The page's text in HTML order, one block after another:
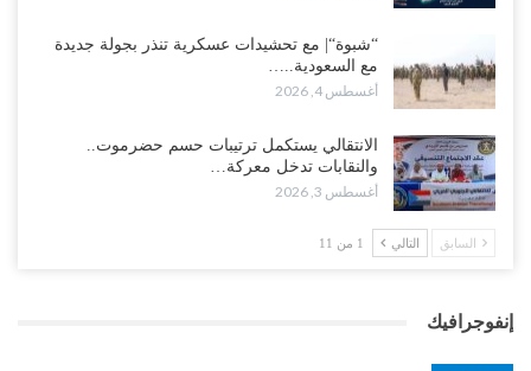
“شبوة“| مع تحشيدات عسكرية تنذر بجولة جديدة
مع السعودية..…
أغسطس 4, 2026
الانتقالي يستكمل ترتيبات حسم حضرموت..
والنقابات تدخل معركة…
أغسطس 3, 2026
السابق التالي 1 من 11
إنفوجرافيك